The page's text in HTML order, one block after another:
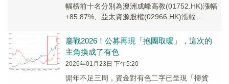
幅榜前十名分別為澳洲成峰高教(01752.HK)漲幅
+85.87%、亞太資源股權(02966.HK)漲幅
鏖戰2026！公募再現「抱團取暖」，這次的
主角換成了有色
2026年01月23日 下午5:20
開年不足三周，資金對有色二字已呈現「掃貨